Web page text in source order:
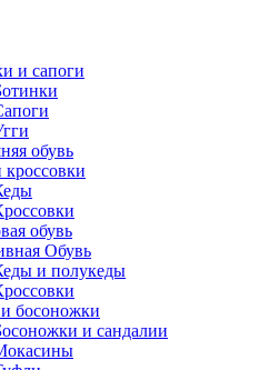
и сапоги
обувь
обувь
Обувь
и полукеды
босоножки
и сандалии